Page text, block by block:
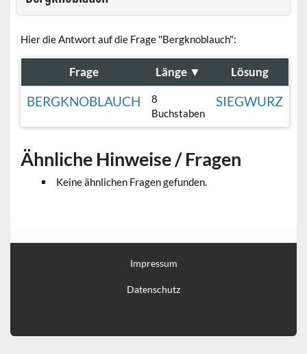
Hier die Antwort auf die Frage "Bergknoblauch":
Frage Länge ▼ Lösung
BERGKNOBLAUCH
8
Buchstaben
SIEGWURZ
Ähnliche Hinweise / Fragen
Keine ähnlichen Fragen gefunden.
Impressum
Datenschutz